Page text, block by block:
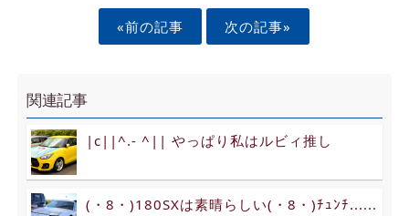
«前の記事 次の記事»
関連記事
|c||^.- ^|| やっぱり私はルビィ推し
(・8・)180SXは素晴らしい(・8・)ﾁｭﾝﾁ......